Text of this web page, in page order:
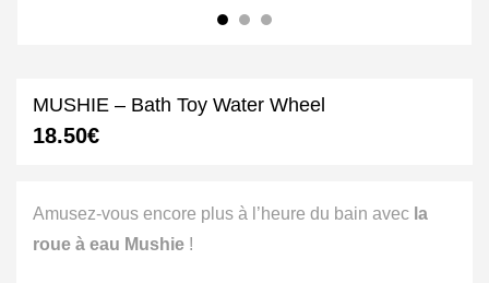
MUSHIE – Bath Toy Water Wheel
18.50€
Amusez-vous encore plus à l’heure du bain avec la
roue à eau Mushie !